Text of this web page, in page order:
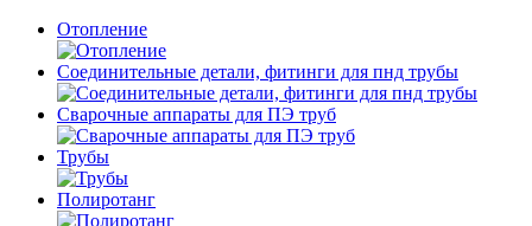
Отопление
Соединительные детали, фитинги для пнд трубы
Сварочные аппараты для ПЭ труб
Трубы
Полиротанг